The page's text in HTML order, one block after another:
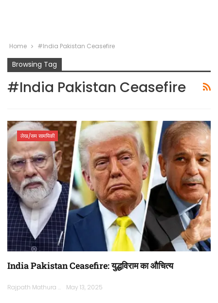
Home #India Pakistan Ceasefire
Browsing Tag
#India Pakistan Ceasefire
लेख/सम सामयिकी
India Pakistan Ceasefire: युद्धविराम का औचित्य
Rajpath Mathura May 13, 2025